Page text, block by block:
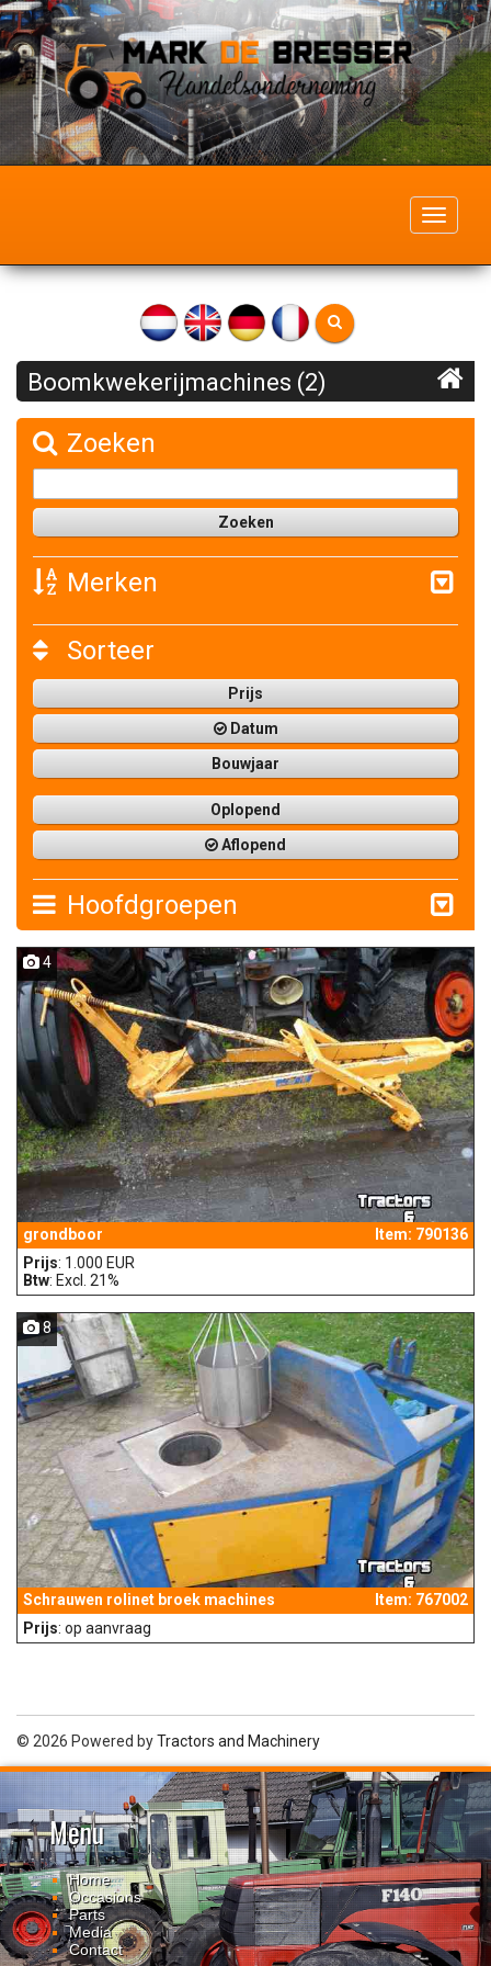
Toggle
Boomkwekerijmachines (2)
Zoeken
Merken
Sorteer
Prijs
Datum
Bouwjaar
Oplopend
Aflopend
Hoofdgroepen
4
grondboor
Item: 790136
Prijs: 1.000 EUR
Btw: Excl. 21%
8
Schrauwen rolinet broek machines
Item: 767002
Prijs: op aanvraag
© 2026 Powered byTractors and Machinery
Menu
Home
Occasions
Parts
Media
Contact